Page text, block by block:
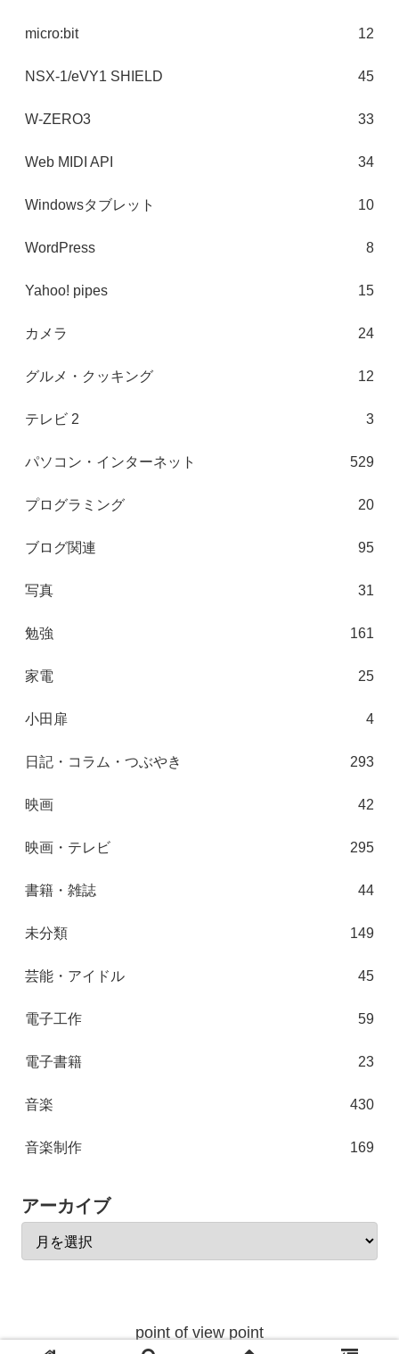
micro:bit 12
NSX-1/eVY1 SHIELD 45
W-ZERO3 33
Web MIDI API 34
Windowsタブレット 10
WordPress 8
Yahoo! pipes 15
カメラ 24
グルメ・クッキング 12
テレビ 2 3
パソコン・インターネット 529
プログラミング 20
ブログ関連 95
写真 31
勉強 161
家電 25
小田扉 4
日記・コラム・つぶやき 293
映画 42
映画・テレビ 295
書籍・雑誌 44
未分類 149
芸能・アイドル 45
電子工作 59
電子書籍 23
音楽 430
音楽制作 169
アーカイブ
point of view point